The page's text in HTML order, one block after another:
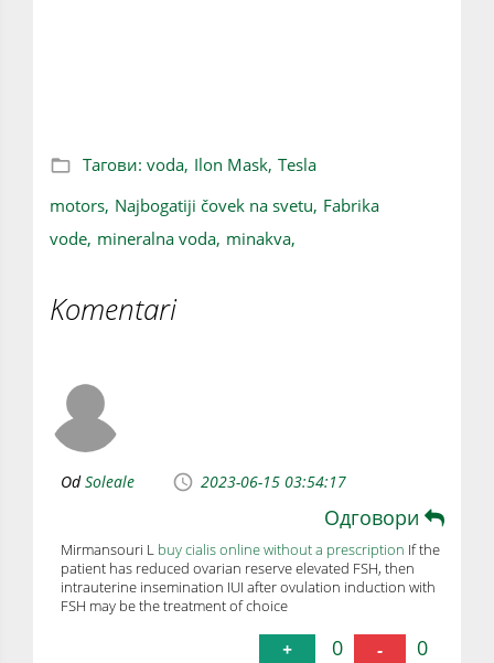
Тагови: voda, Ilon Mask, Tesla
motors, Najbogatiji čovek na svetu, Fabrika
vode, mineralna voda, minakva,
Komentari
OdSoleale 2023-06-15 03:54:17
Одговори
Mirmansouri L buy cialis online without a prescription If the
patient has reduced ovarian reserve elevated FSH, then
intrauterine insemination IUI after ovulation induction with
FSH may be the treatment of choice
+ 0 - 0